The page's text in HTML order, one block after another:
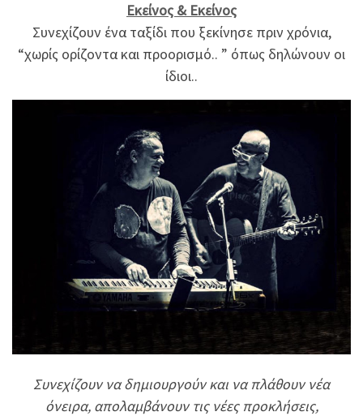
Εκείνος & Εκείνος
Συνεχίζουν ένα ταξίδι που ξεκίνησε πριν χρόνια,
“χωρίς ορίζοντα και προορισμό.. ” όπως δηλώνουν οι
ίδιοι..
Συνεχίζουν να δημιουργούν και να πλάθουν νέα
όνειρα, απολαμβάνουν τις νέες προκλήσεις,